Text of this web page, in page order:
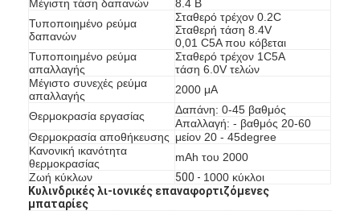
Ποιοτικός έλεγχος
Μας ελάτε σε επαφή με
Ειδήσεις
Συνομιλία τώρα
Μέγιστη τάση δαπανών
8.4 Β
Τυποποιημένο ρεύμα
δαπανών
Σταθερό τρέχον 0.2C
Σταθερή τάση 8.4V
0,01 C5A που κόβεται
Τυποποιημένο ρεύμα
απαλλαγής
Σταθερό τρέχον 1C5A
τάση 6.0V τελών
Μέγιστο συνεχές ρεύμα
απαλλαγής
2000 μΑ
Θερμοκρασία εργασίας
Δαπάνη: 0-45 βαθμός
Απαλλαγή: - βαθμός 20-60
Θερμοκρασία αποθήκευσης μείον 20 - 45degree
Κανονική ικανότητα
θερμοκρασίας
mAh του 2000
Ζωή κύκλων
500 - 1000 κύκλοι
Κυλινδρικές λι-ιονικές επαναφορτιζόμενες
μπαταρίες